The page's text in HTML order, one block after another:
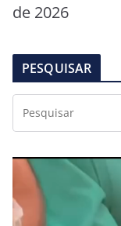
de 2026
PESQUISAR